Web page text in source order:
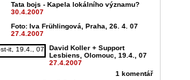
Tata bojs - Kapela lokálního významu?
30.4.2007
Foto: Iva Frühlingová, Praha, 26. 4. 07
27.4.2007
David Koller + Support
Lesbiens, Olomouc, 19.4., 07
27.4.2007
1 komentář